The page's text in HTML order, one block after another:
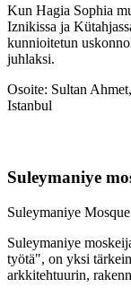
Kun Hagia Sophia
Iznikissa ja
kunnioitetun
juhlaksi.
Osoite: Sultan
Istanbul
Suleymaniye
Suleymaniye
Suleymaniye
työtä", on yksi
arkkitehtuurin,